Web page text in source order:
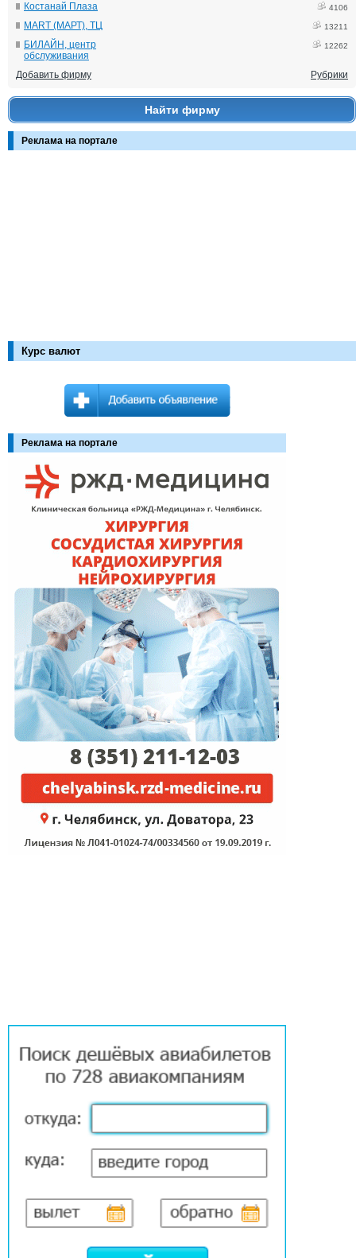
Костанай Плаза 4106
MART (МАРТ), ТЦ 13211
БИЛАЙН, центр
обслуживания
12262
Добавить фирму Рубрики
Найти фирму
Реклама на портале
Курс валют
Реклама на портале